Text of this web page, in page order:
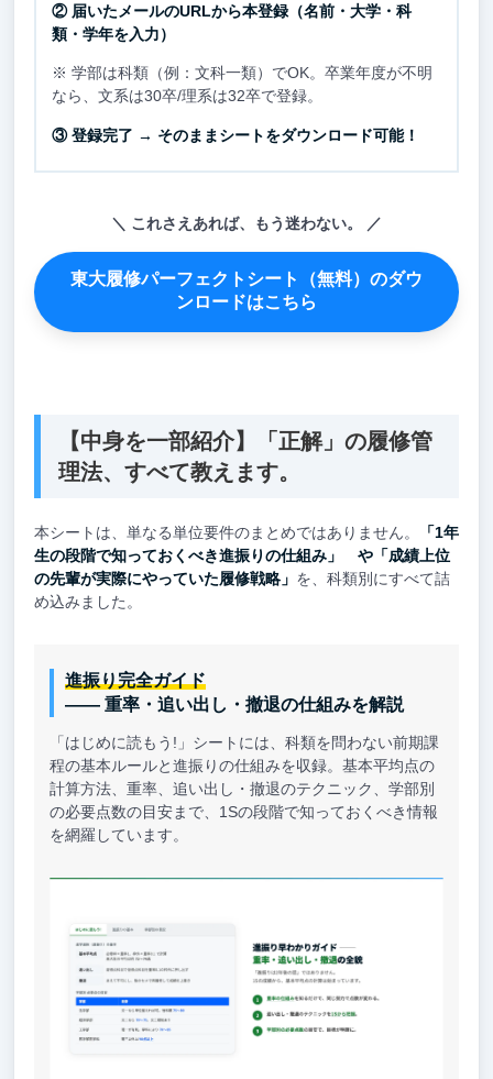
② 届いたメールのURLから本登録（名前・大学・科
類・学年を入力）
※ 学部は科類（例：文科一類）でOK。卒業年度が不明
なら、文系は30卒/理系は32卒で登録。
③ 登録完了 → そのままシートをダウンロード可能！
これさえあれば、もう迷わない。
東大履修パーフェクトシート（無料）のダウ
ンロードはこちら
【中身を一部紹介】「正解」の履修管
理法、すべて教えます。
本シートは、単なる単位要件のまとめではありません。
「1年
生の段階で知っておくべき進振りの仕組み」 や「成績上位
の先輩が実際にやっていた履修戦略」 を、科類別にすべて詰
め込みました。
進振り完全ガイド
—— 重率・追い出し・撤退の仕組みを解説
「はじめに読もう!」シートには、科類を問わない前期課
程の基本ルールと進振りの仕組みを収録。基本平均点の
計算方法、重率、追い出し・撤退のテクニック、学部別
の必要点数の目安まで、1Sの段階で知っておくべき情報
を網羅しています。